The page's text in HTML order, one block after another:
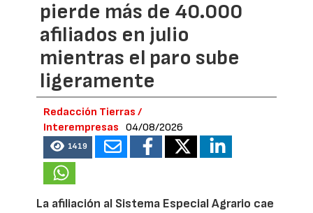
pierde más de 40.000
afiliados en julio
mientras el paro sube
ligeramente
Redacción Tierras /
Interempresas
04/08/2026
1419
La afiliación al Sistema Especial Agrario cae